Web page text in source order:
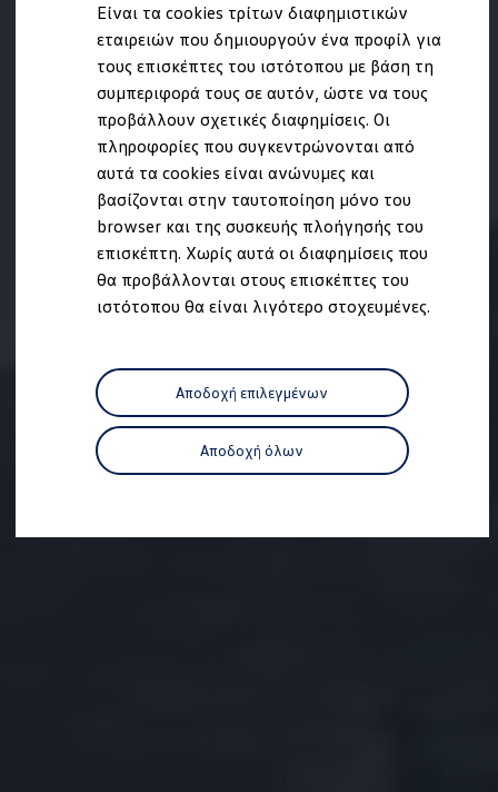
Είναι τα cookies τρίτων διαφημιστικών
εταιρειών που δημιουργούν ένα προφίλ για
τους επισκέπτες του ιστότοπου με βάση τη
συμπεριφορά τους σε αυτόν, ώστε να τους
προβάλλουν σχετικές διαφημίσεις. Οι
πληροφορίες που συγκεντρώνονται από
αυτά τα cookies είναι ανώνυμες και
βασίζονται στην ταυτοποίηση μόνο του
browser και της συσκευής πλοήγησής του
επισκέπτη. Χωρίς αυτά οι διαφημίσεις που
θα προβάλλονται στους επισκέπτες του
ιστότοπου θα είναι λιγότερο στοχευμένες.
Αποδοχή επιλεγμένων
Αποδοχή όλων
We Charge - Υπηρεσία Φόρτισης
Πληροφορίες Πελάτη
Ανακύκλωση & Επιστροφή
Ανακλήσεις ασφαλείας και Τεχνικά μέτρα
Προειδοποιητικές και ενδεικτικές λυχνίες
Eνημερώσεις λογισμικού
Digital Manual - Ψηφιακό εγχειρίδιο
XTL diesel fuel
Υπηρεσίες Volkswagen
Υπηρεσίες Volkswagen Click@Service
Pick Up & Delivery
Φροντίδα Clean Plus
Επαγγελματικά Οχήματα Volkswagen
Συντήρηση & Επισκευή Επαγγελματικών
Σημαντικές πληροφορίες
Εγγύηση Επαγγελματικών Volkswagen
Εξουσιοδοτημένο Δίκτυο Volkswagen
Αστυπάλαια: Κίνητρα Επιδότησης
Volkswagen Bulli - 75 Χρόνια Κληρονομιάς
Bulli magazine
VW Bus History